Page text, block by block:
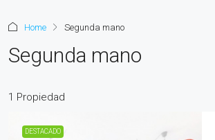
Home Segunda mano
Segunda mano
1 Propiedad
DESTACADO